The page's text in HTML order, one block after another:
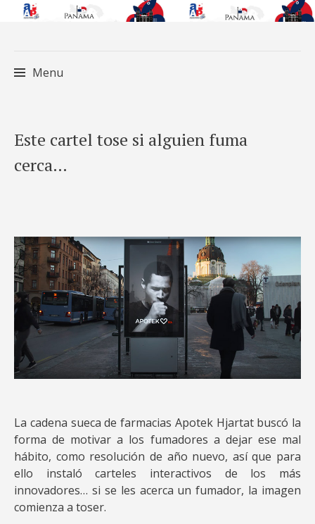
Menu
to
content
Este cartel tose si alguien fuma
cerca…
La cadena sueca de farmacias Apotek Hjartat buscó la
forma de motivar a los fumadores a dejar ese mal
hábito, como resolución de año nuevo, así que para
ello instaló carteles interactivos de los más
innovadores… si se les acerca un fumador, la imagen
comienza a toser.